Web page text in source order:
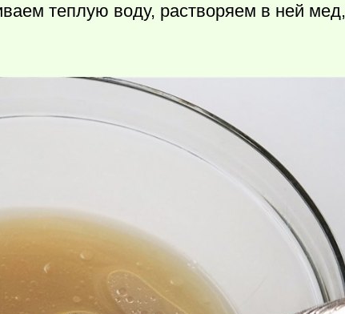
теплую воду, растворяем в ней